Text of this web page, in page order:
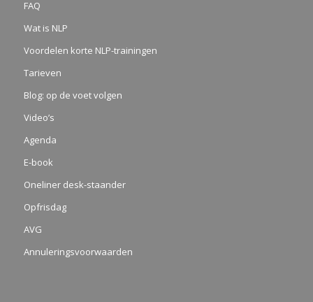
FAQ
Wat is NLP
Voordelen korte NLP-trainingen
Tarieven
Blog: op de voet volgen
Video’s
Agenda
E-book
Oneliner desk-staander
Opfrisdag
AVG
Annuleringsvoorwaarden